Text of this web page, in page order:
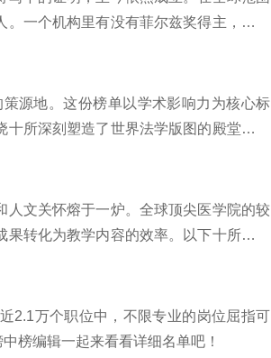
一个机构里有没有菲尔兹奖得主，有多
明问题。以下十所机构在过去半个世纪
辑一起来看看详细名单吧！
源地。这份榜单以学术影响力为核心标
所深刻塑造了世界法学版图的殿堂级学
文关怀熔于一炉。全球顶尖医学院的较
转化为教学内容的效率。以下十所医学
等教育临床医学排名中常年霸占前十位
！
2.1万个职位中，不限专业的岗位屈指可
榜编辑一起来看看详细名单吧！